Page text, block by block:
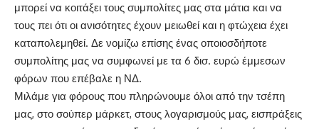
μπορεί να κοιτάξει τους συμπολίτες μας στα μάτια και να
τους πει ότι οι ανισότητες έχουν μειωθεί και η φτώχεια έχει
καταπολεμηθεί. Δε νομίζω επίσης ένας οποιοσδήποτε
συμπολίτης μας να συμφωνεί με τα 6 δισ. ευρώ έμμεσων
φόρων που επέβαλε η ΝΔ.
Μιλάμε για φόρους που πληρώνουμε όλοι από την τσέπη
μας, στο σούπερ μάρκετ, στους λογαρισμούς μας, εισπράξεις